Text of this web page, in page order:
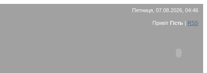
Пятниця, 07.08.2026, 04:46
Привіт Гість | RSS